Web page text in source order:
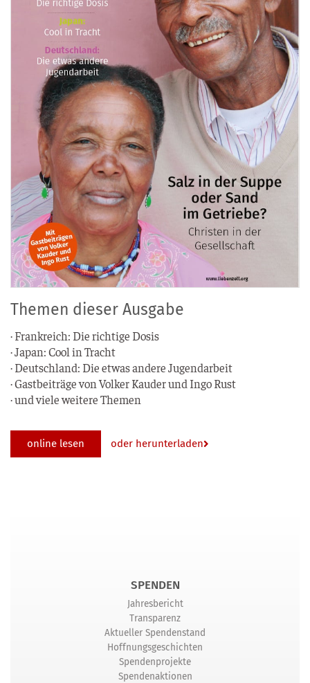
Themen dieser Ausgabe
· Frank­reich: Die rich­ti­ge Dosis
· Japan: Cool in Tracht
· Deutsch­land: Die etwas ande­re Jugendarbeit
· Gast­bei­trä­ge von Vol­ker Kau­der und Ingo Rust
· und vie­le wei­te­re Themen
online lesen oder herunterladen
SPENDEN
Jahresbericht
Transparenz
Aktueller Spendenstand
Hoffnungsgeschichten
Spendenprojekte
Spendenaktionen